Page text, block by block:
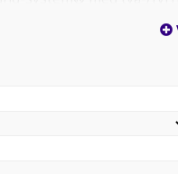
tusen kronor. Slå
reservdelar samt